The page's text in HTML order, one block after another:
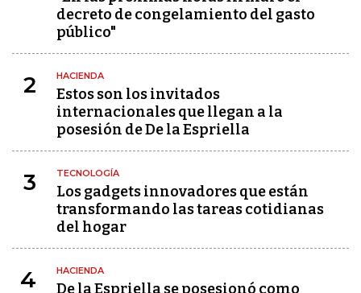
decreto de congelamiento del gasto
público"
2 HACIENDA
Estos son los invitados
internacionales que llegan a la
posesión de De la Espriella
3 TECNOLOGÍA
Los gadgets innovadores que están
transformando las tareas cotidianas
del hogar
4 HACIENDA
De la Espriella se posesionó como